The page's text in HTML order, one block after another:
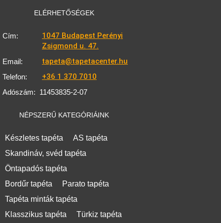
ELÉRHETŐSÉGEK
Cím:
1047 Budapest Perényi
Zsigmond u. 47.
Email: tapeta@tapetacenter.hu
Telefon: +36 1 370 7010
Adószám: 11453835-2-07
NÉPSZERŰ KATEGÓRIÁINK
Készletes tapéta
AS tapéta
Skandináv, svéd tapéta
Öntapadós tapéta
Bordűr tapéta
Parato tapéta
Tapéta minták tapéta
Klasszikus tapéta
Türkiz tapéta